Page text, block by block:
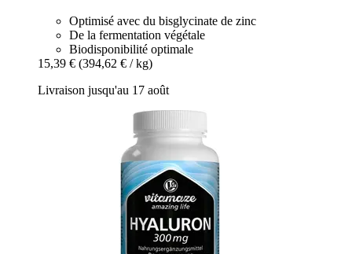
Optimisé avec du bisglycinate de zinc
De la fermentation végétale
Biodisponibilité optimale
15,39 € (394,62 € / kg)
Livraison jusqu'au 17 août